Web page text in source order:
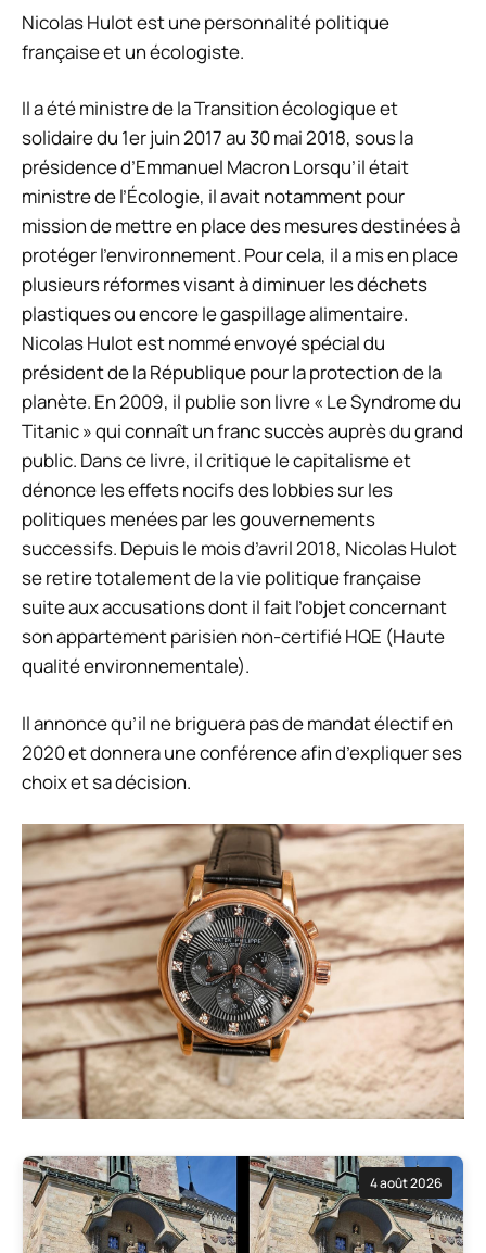
Nicolas Hulot est une personnalité politique
française et un écologiste.
Il a été ministre de la Transition écologique et
solidaire du 1er juin 2017 au 30 mai 2018, sous la
présidence d’Emmanuel Macron Lorsqu’il était
ministre de l’Écologie, il avait notamment pour
mission de mettre en place des mesures destinées à
protéger l’environnement. Pour cela, il a mis en place
plusieurs réformes visant à diminuer les déchets
plastiques ou encore le gaspillage alimentaire.
Nicolas Hulot est nommé envoyé spécial du
président de la République pour la protection de la
planète. En 2009, il publie son livre « Le Syndrome du
Titanic » qui connaît un franc succès auprès du grand
public. Dans ce livre, il critique le capitalisme et
dénonce les effets nocifs des lobbies sur les
politiques menées par les gouvernements
successifs. Depuis le mois d’avril 2018, Nicolas Hulot
se retire totalement de la vie politique française
suite aux accusations dont il fait l’objet concernant
son appartement parisien non-certifié HQE (Haute
qualité environnementale).
Il annonce qu’il ne briguera pas de mandat électif en
2020 et donnera une conférence afin d’expliquer ses
choix et sa décision.
4 août 2026